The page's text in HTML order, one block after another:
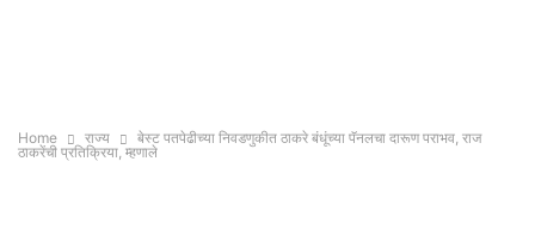
Home राज्य
बेस्ट पतपेढीच्या निवडणुकीत ठाकरे बंधूंच्या पॅनलचा दारूण पराभव, राज
ठाकरेंची प्रतिक्रिया, म्हणाले